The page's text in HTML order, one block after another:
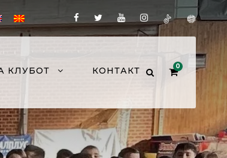
КЛУБОТ КОНТАКТ 0